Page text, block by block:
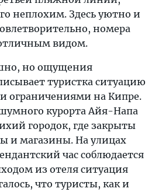
неплохим. Здесь уютно и
номера
видом.
но ощущения
туристка ситуацию
ограничениями на Кипре.
курорта Айя-Напа
городок, где закрыты
и магазины. На улицах
час соблюдается
из отеля ситуация
что туристы, как и